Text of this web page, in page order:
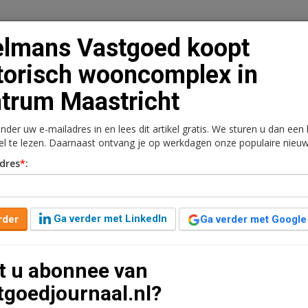
Vacaturebank Contact Abonnementen
Kantoren Retail Logistiek Juridisch | Fiscaal
historisch
Maastricht
in de binnenstad van Maastricht gekocht
van de Waterleiding Maatschappij
Vastgoed koopt
wooncomplex in
Maastricht
uw e-mailadres in en lees dit artikel gratis. We sturen u dan een
te lezen. Daarnaast ontvang je op werkdagen onze populaire
*:
Ga verder met LinkedIn Ga verder met Google
u abonnee van